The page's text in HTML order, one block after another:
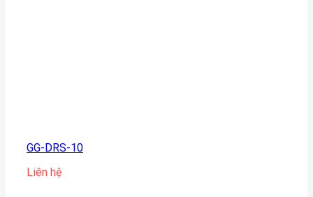
GG-DRS-10
Liên hệ